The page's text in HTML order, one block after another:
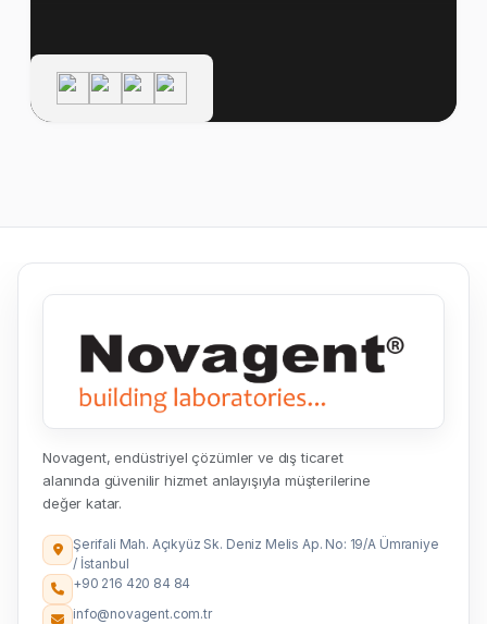
Novagent, endüstriyel çözümler ve dış ticaret
alanında güvenilir hizmet anlayışıyla müşterilerine
değer katar.
Şerifali Mah. Açıkyüz Sk. Deniz Melis Ap. No: 19/A Ümraniye
/ İstanbul
+90 216 420 84 84
info@novagent.com.tr